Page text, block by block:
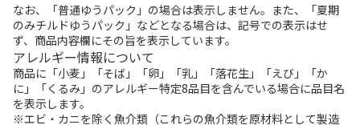
なお、「普通ゆうパック」の場合は表示しません。また、「夏期
のみチルドゆうパック」などとなる場合は、記号での表示はせ
ず、商品内容欄にその旨を表示しています。
アレルギー情報について
商品に「小麦」「そば」「卵」「乳」「落花生」「えび」「か
に」「くるみ」のアレルギー特定8品目を含んでいる場合に品目名
を表示します。
※エビ・カニを除く魚介類（これらの魚介類を原材料として製造